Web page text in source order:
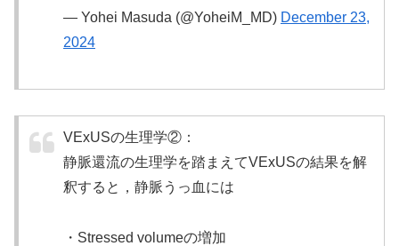
— Yohei Masuda (@YoheiM_MD) December 23,
2024
VExUSの生理学②：
静脈還流の生理学を踏まえてVExUSの結果を解
釈すると，静脈うっ血には
・Stressed volumeの増加